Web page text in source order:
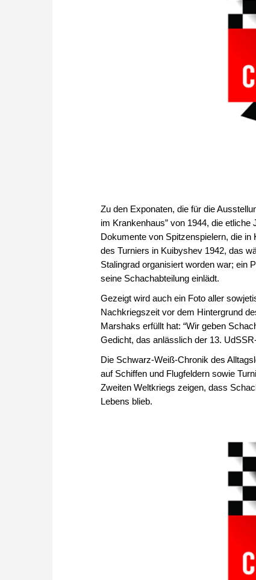
Zu den Exponaten, die für die
im Krankenhaus” von 1944, die
Dokumente von Spitzenspielern, die
des Turniers in Kuibyshev 1942, das
Stalingrad organisiert worden war; ein
seine Schachabteilung einlädt.
Gezeigt wird auch ein Foto aller
Nachkriegszeit vor dem Hintergrund
Marshaks erfüllt hat: “Wir geben
Gedicht, das anlässlich der 13.
Die Schwarz-Weiß-Chronik des
auf Schiffen und Flugfeldern sowie
Zweiten Weltkriegs zeigen, dass
Lebens blieb.